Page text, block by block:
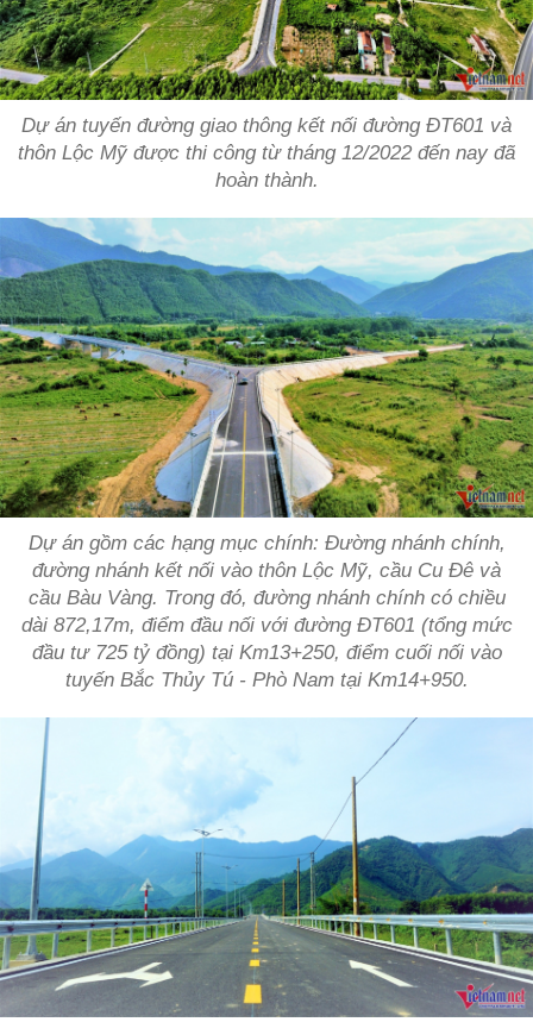
Dự án tuyến đường giao thông kết nối đường ĐT601 và
thôn Lộc Mỹ được thi công từ tháng 12/2022 đến nay đã
hoàn thành.
Dự án gồm các hạng mục chính: Đường nhánh chính,
đường nhánh kết nối vào thôn Lộc Mỹ, cầu Cu Đê và
cầu Bàu Vàng. Trong đó, đường nhánh chính có chiều
dài 872,17m, điểm đầu nối với đường ĐT601 (tổng mức
đầu tư 725 tỷ đồng) tại Km13+250, điểm cuối nối vào
tuyến Bắc Thủy Tú - Phò Nam tại Km14+950.